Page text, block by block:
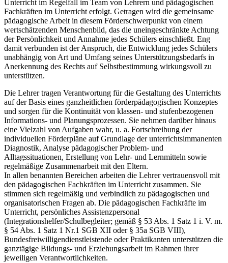
Unterricht im Regelfall im Team von Lehrern und pädagogischen
Fachkräften im Unterricht erfolgt. Getragen wird die gemeinsame
pädagogische Arbeit in diesem Förderschwerpunkt von einem
wertschätzenden Menschenbild, das die uneingeschränkte Achtung
der Persönlichkeit und Annahme jedes Schülers einschließt. Eng
damit verbunden ist der Anspruch, die Entwicklung jedes Schülers
unabhängig von Art und Umfang seines Unterstützungsbedarfs in
Anerkennung des Rechts auf Selbstbestimmung wirkungsvoll zu
unterstützen.
Die Lehrer tragen Verantwortung für die Gestaltung des Unterrichts
auf der Basis eines ganzheitlichen förderpädagogischen Konzeptes
und sorgen für die Kontinuität von klassen- und stufenbezogenen
Informations- und Planungsprozessen. Sie nehmen darüber hinaus
eine Vielzahl von Aufgaben wahr, u. a. Fortschreibung der
individuellen Förderpläne auf Grundlage der unterrichtsimmanenten
Diagnostik, Analyse pädagogischer Problem- und
Alltagssituationen, Erstellung von Lehr- und Lernmitteln sowie
regelmäßige Zusammenarbeit mit den Eltern.
In allen benannten Bereichen arbeiten die Lehrer vertrauensvoll mit
den pädagogischen Fachkräften im Unterricht zusammen. Sie
stimmen sich regelmäßig und verbindlich zu pädagogischen und
organisatorischen Fragen ab. Die pädagogischen Fachkräfte im
Unterricht, persönliches Assistenzpersonal
(Integrationshelfer/Schulbegleiter; gemäß § 53 Abs. 1 Satz 1 i. V. m.
§ 54 Abs. 1 Satz 1 Nr.1 SGB XII oder § 35a SGB VIII),
Bundesfreiwilligendienstleistende oder Praktikanten unterstützen die
ganztägige Bildungs- und Erziehungsarbeit im Rahmen ihrer
jeweiligen Verantwortlichkeiten.